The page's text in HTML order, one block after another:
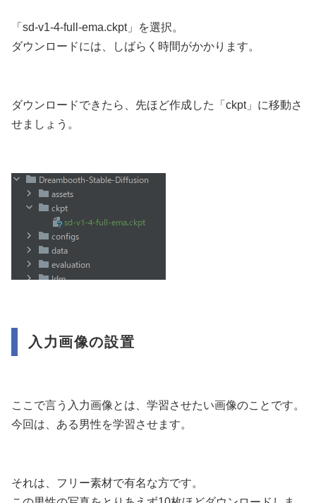
「sd-v1-4-full-ema.ckpt」を選択。
ダウンロードには、しばらく時間がかかります。
ダウンロードできたら、先ほど作成した「ckpt」に移動さ
せましょう。
入力画像の設置
ここで言う入力画像とは、学習させたい画像のことです。
今回は、ある男性を学習させます。
それは、フリー素材で有名な方です。